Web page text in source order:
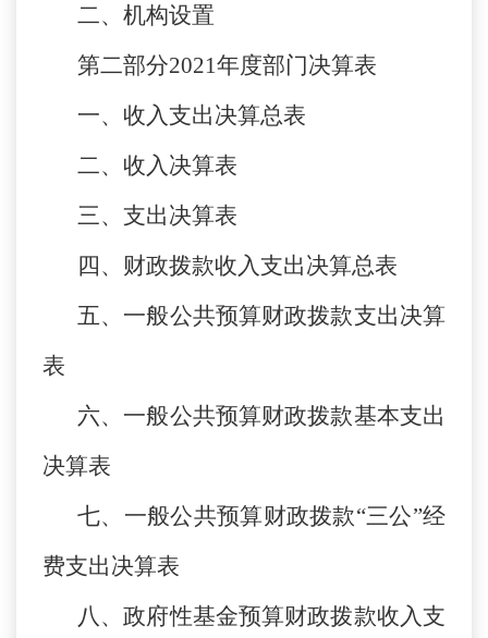
二、机构设置
第二部分2021年度部门决算表
一、收入支出决算总表
二、收入决算表
三、支出决算表
四、财政拨款收入支出决算总表
五、一般公共预算财政拨款支出决算
表
六、一般公共预算财政拨款基本支出
决算表
七、一般公共预算财政拨款“三公”经
费支出决算表
八、政府性基金预算财政拨款收入支